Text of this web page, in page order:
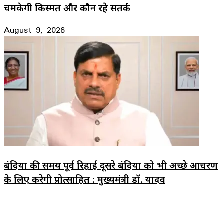
चमकेगी किस्मत और कौन रहे सतर्क
August 9, 2026
बंदियों की समय पूर्व रिहाई दूसरे बंदियों को भी अच्छे आचरण
के लिए करेगी प्रोत्साहित : मुख्यमंत्री डॉ. यादव